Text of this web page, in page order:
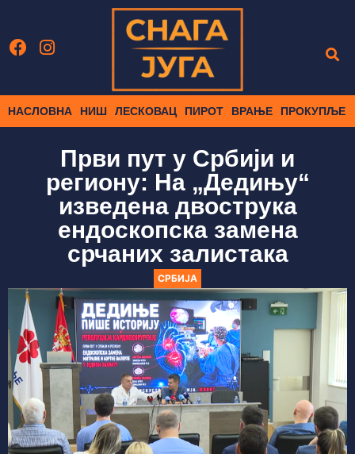
НАСЛОВНА НИШ ЛЕСКОВАЦ ПИРОТ ВРАЊЕ ПРОКУПЉЕ
Први пут у Србији и
региону: На „Дедињу“
изведена двострука
ендоскопска замена
срчаних залистака
СРБИЈА